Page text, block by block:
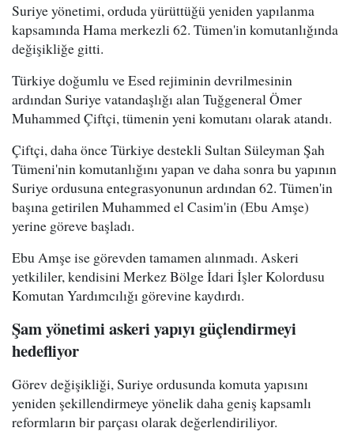
Suriye yönetimi, orduda yürüttüğü yeniden yapılanma
kapsamında Hama merkezli 62. Tümen'in komutanlığında
değişikliğe gitti.
Türkiye doğumlu ve Esed rejiminin devrilmesinin
ardından Suriye vatandaşlığı alan Tuğgeneral Ömer
Muhammed Çiftçi, tümenin yeni komutanı olarak atandı.
Çiftçi, daha önce Türkiye destekli Sultan Süleyman Şah
Tümeni'nin komutanlığını yapan ve daha sonra bu yapının
Suriye ordusuna entegrasyonunun ardından 62. Tümen'in
başına getirilen Muhammed el Casim'in (Ebu Amşe)
yerine göreve başladı.
Ebu Amşe ise görevden tamamen alınmadı. Askeri
yetkililer, kendisini Merkez Bölge İdari İşler Kolordusu
Komutan Yardımcılığı görevine kaydırdı.
Şam yönetimi askeri yapıyı güçlendirmeyi
hedefliyor
Görev değişikliği, Suriye ordusunda komuta yapısını
yeniden şekillendirmeye yönelik daha geniş kapsamlı
reformların bir parçası olarak değerlendiriliyor.